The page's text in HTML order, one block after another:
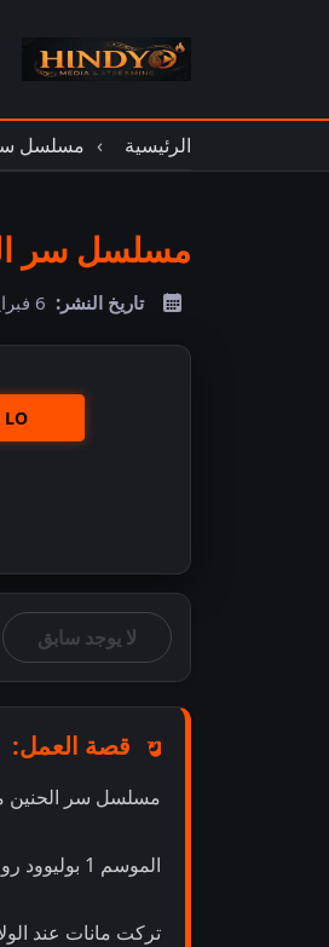
الرئيسية مسلسل سر
مسلسل سر
تاريخ النشر: 6 فبراير 2026
LO
لا يوجد سابق
قصة العمل:
مسلسل سر الحنين
الموسم 1 بوليوود رومانسي عائلي دراما
تركت مانات عند